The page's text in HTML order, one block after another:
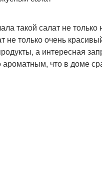
такой салат не только
не только очень
а интересная
что в доме